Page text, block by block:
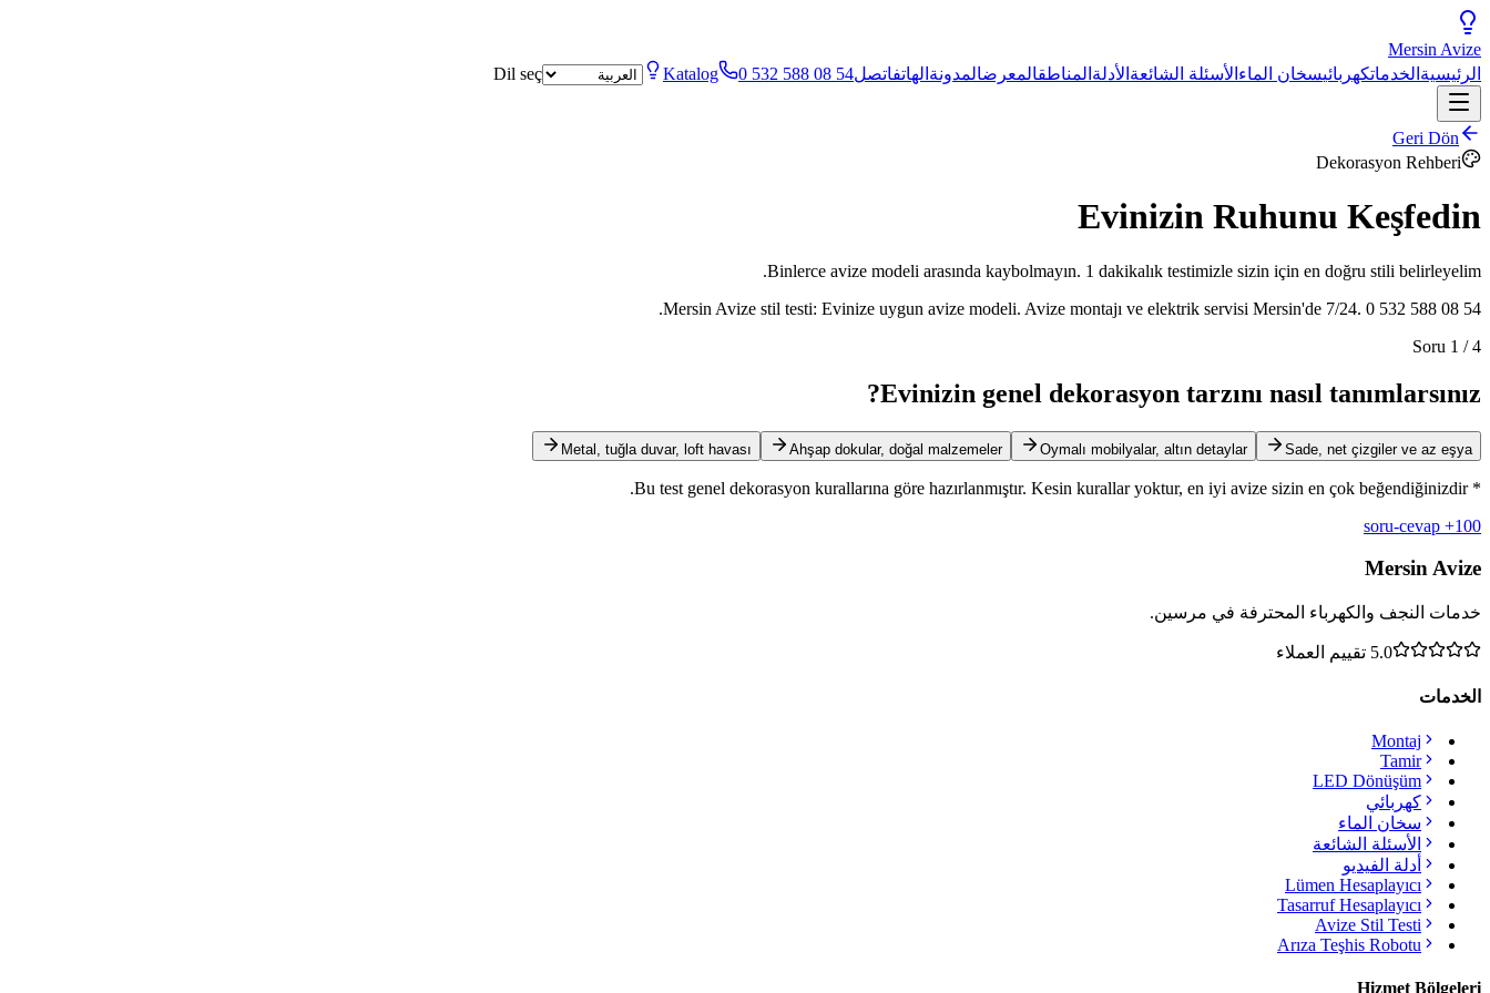
Mersin Avize
الرئيسية الخدماتكهربائيسخان الماء الأسئلة الشائعة الأدلة المناطقالمعرضالمدونة الهاتفاتصل Dil seç Katalog 0 532 588 08 54
Geri Dön
Dekorasyon Rehberi
Evinizin Ruhunu Keşfedin
Binlerce avize modeli arasında kaybolmayın. 1 dakikalık testimizle sizin için en doğru stili belirleyelim.
Mersin Avize stil testi: Evinize uygun avize modeli. Avize montajı ve elektrik servisi Mersin'de 7/24. 0 532 588 08 54.
Soru 1 /4
Evinizin genel dekorasyon tarzını nasıl tanımlarsınız?
Sade, net çizgiler ve az eşya
Oymalı mobilyalar, altın detaylar
Ahşap dokular, doğal malzemeler
Metal, tuğla duvar, loft havası
* Bu test genel dekorasyon kurallarına göre hazırlanmıştır. Kesin kurallar yoktur, en iyi avize sizin en çok beğendiğinizdir.
100+ soru-cevap
Mersin Avize
خدمات النجف والكهرباء المحترفة في مرسين.
5.0 تقييم العملاء
الخدمات
Montaj
Tamir
LED Dönüşüm
كهربائي
سخان الماء
الأسئلة الشائعة
أدلة الفيديو
Lümen Hesaplayıcı
Tasarruf Hesaplayıcı
Avize Stil Testi
Arıza Teşhis Robotu
Hizmet Bölgeleri